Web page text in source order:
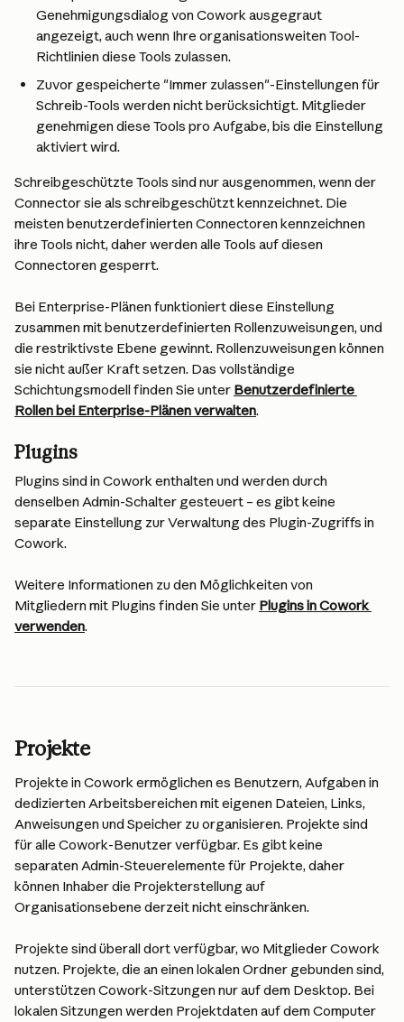
Genehmigungsdialog von Cowork ausgegraut
angezeigt, auch wenn Ihre organisationsweiten Tool-
Richtlinien diese Tools zulassen.
Zuvor gespeicherte "Immer zulassen"-Einstellungen für
Schreib-Tools werden nicht berücksichtigt. Mitglieder
genehmigen diese Tools pro Aufgabe, bis die Einstellung
aktiviert wird.
Schreibgeschützte Tools sind nur ausgenommen, wenn der
Connector sie als schreibgeschützt kennzeichnet. Die
meisten benutzerdefinierten Connectoren kennzeichnen
ihre Tools nicht, daher werden alle Tools auf diesen
Connectoren gesperrt.
Bei Enterprise-Plänen funktioniert diese Einstellung
zusammen mit benutzerdefinierten Rollenzuweisungen, und
die restriktivste Ebene gewinnt. Rollenzuweisungen können
sie nicht außer Kraft setzen. Das vollständige
Schichtungsmodell finden Sie unter Benutzerdefinierte
Rollen bei Enterprise-Plänen verwalten.
Plugins
Plugins sind in Cowork enthalten und werden durch
denselben Admin-Schalter gesteuert – es gibt keine
separate Einstellung zur Verwaltung des Plugin-Zugriffs in
Cowork.
Weitere Informationen zu den Möglichkeiten von
Mitgliedern mit Plugins finden Sie unter Plugins in Cowork
verwenden.
Projekte
Projekte in Cowork ermöglichen es Benutzern, Aufgaben in
dedizierten Arbeitsbereichen mit eigenen Dateien, Links,
Anweisungen und Speicher zu organisieren. Projekte sind
für alle Cowork-Benutzer verfügbar. Es gibt keine
separaten Admin-Steuerelemente für Projekte, daher
können Inhaber die Projekterstellung auf
Organisationsebene derzeit nicht einschränken.
Projekte sind überall dort verfügbar, wo Mitglieder Cowork
nutzen. Projekte, die an einen lokalen Ordner gebunden sind,
unterstützen Cowork-Sitzungen nur auf dem Desktop. Bei
lokalen Sitzungen werden Projektdaten auf dem Computer